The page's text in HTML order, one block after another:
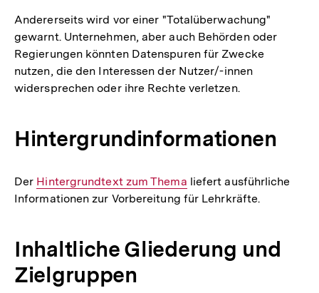
Andererseits wird vor einer "Totalüberwachung"
gewarnt. Unternehmen, aber auch Behörden oder
Regierungen könnten Datenspuren für Zwecke
nutzen, die den Interessen der Nutzer/-innen
widersprechen oder ihre Rechte verletzen.
Hintergrundinformationen
Der Interner
Link:
Hintergrundtext zum Thema liefert ausführliche
Informationen zur Vorbereitung für Lehrkräfte.
Inhaltliche Gliederung und
Zielgruppen